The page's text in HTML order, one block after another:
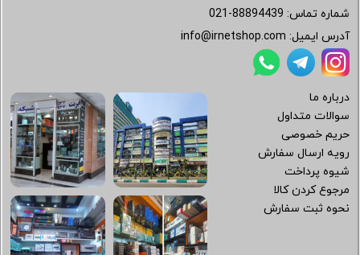
شماره تماس: 021-88894439
آدرس ایمیل: info@irnetshop.com
درباره ما
سوالات متداول
حریم خصوصی
رویه ارسال سفارش
شیوه پرداخت
مرجوع کردن کالا
نحوه ثبت سفارش